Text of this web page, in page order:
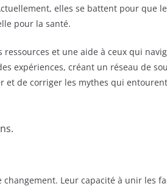
elles se battent pour que
pour la santé.
et une aide à ceux qui
expériences, créant un réseau de
et de corriger les mythes qui
Leur capacité à unir les